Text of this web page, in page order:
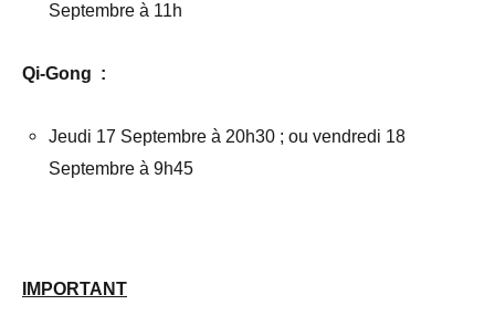
Septembre à 11h
Qi-Gong :
Jeudi 17 Septembre à 20h30 ; ou vendredi 18
Septembre à 9h45
IMPORTANT